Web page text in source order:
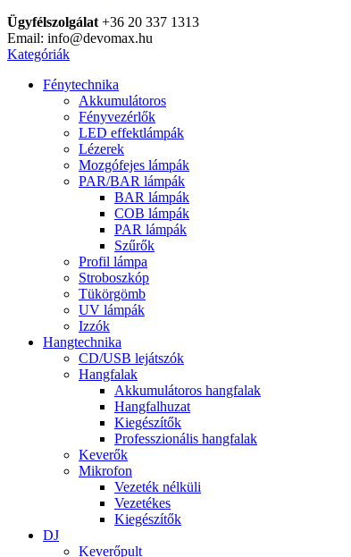
Ügyfélszolgálat +36 20 337 1313
Email: info@devomax.hu
Kategóriák
Fénytechnika
Akkumulátoros
Fényvezérlők
LED effektlámpák
Lézerek
Mozgófejes lámpák
PAR/BAR lámpák
BAR lámpák
COB lámpák
PAR lámpák
Szűrők
Profil lámpa
Stroboszkóp
Tükörgömb
UV lámpák
Izzók
Hangtechnika
CD/USB lejátszók
Hangfalak
Akkumulátoros hangfalak
Hangfalhuzat
Kiegészítők
Professzionális hangfalak
Keverők
Mikrofon
Vezeték nélküli
Vezetékes
Kiegészítők
DJ
Keverőpult